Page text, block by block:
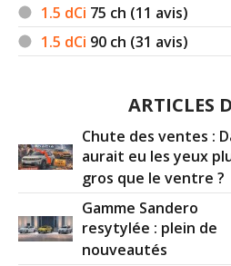
1.5 dCi 75 ch (11 avis)
1.5 dCi 90 ch (31 avis)
ARTICLES
Chute des ventes :
aurait eu les yeux
gros que le ventre ?
Gamme Sandero
resytylée : plein de
nouveautés